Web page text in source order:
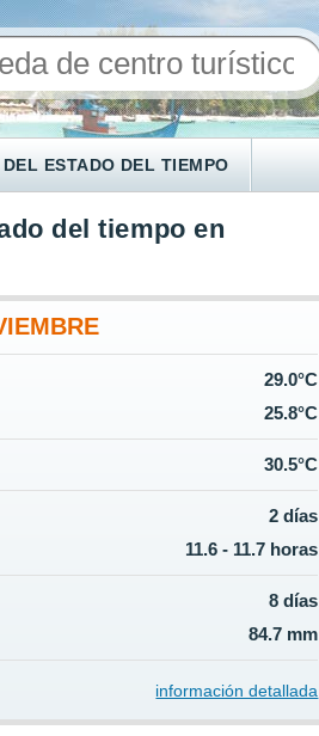
ESTADO DEL TIEMPO
del tiempo en
29.0°C
25.8°C
30.5°C
2 días
11.6 - 11.7 horas
8 días
84.7 mm
información detallada